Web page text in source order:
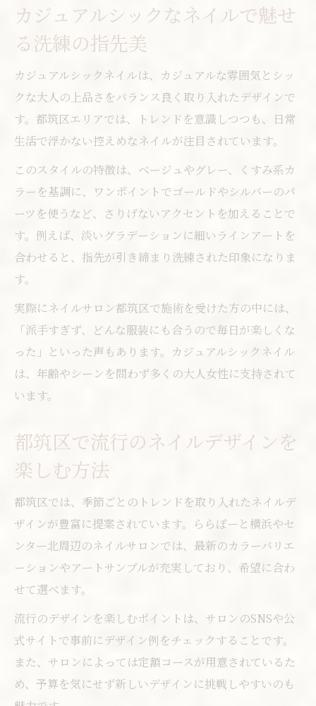
カジュアルシックネイルが支持される理由
自分磨きが楽しくなるカジュアルシックネイル
レンド
カジュアルシックネイルの魅力と楽しみ方
日常に寄り添うネイルがもたらす前向き効
果
自分らしいネイル選びで毎日を彩る方法
安いネイルで満足度を高めるポイント紹介
日常使いしやすいネイルデザインの特徴と
都筑区のネイルサロンで叶う理想の指先美
安いネイルでも品よく見せる色選びテクニ
ック
カジュアルシックなネイルの最新注目ポイ
ント
都筑区で流行のネイルサロン活用法を紹介
安いネイルでも上質に見せるコツを解説
カジュアルシックネイルが人気の理由とは
カジュアルシックなネイルで魅せ
る洗練の指先美
カジュアルシックネイルは、カジュアルな雰囲気とシッ
クな大人の上品さをバランス良く取り入れたデザインで
す。都筑区エリアでは、トレンドを意識しつつも、日常
生活で浮かない控えめなネイルが注目されています。
このスタイルの特徴は、ベージュやグレー、くすみ系カ
ラーを基調に、ワンポイントでゴールドやシルバーのパ
ーツを使うなど、さりげないアクセントを加えることで
す。例えば、淡いグラデーションに細いラインアートを
合わせると、指先が引き締まり洗練された印象になりま
す。
実際にネイルサロン都筑区で施術を受けた方の中には、
「派手すぎず、どんな服装にも合うので毎日が楽しくな
った」といった声もあります。カジュアルシックネイル
は、年齢やシーンを問わず多くの大人女性に支持されて
います。
都筑区で流行のネイルデザインを
楽しむ方法
都筑区では、季節ごとのトレンドを取り入れたネイルデ
ザインが豊富に提案されています。ららぽーと横浜やセ
ンター北周辺のネイルサロンでは、最新のカラーバリエ
ーションやアートサンプルが充実しており、希望に合わ
せて選べます。
流行のデザインを楽しむポイントは、サロンのSNSや公
式サイトで事前にデザイン例をチェックすることです。
また、サロンによっては定額コースが用意されているた
め、予算を気にせず新しいデザインに挑戦しやすいのも